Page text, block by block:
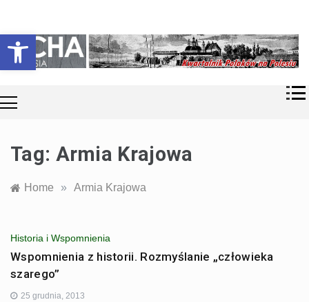
Otwórz pasek narzędzi
content
Echa
Polesia
współczesność
Polaków na
Polesiu.
Tag: Armia Krajowa
Home » Armia Krajowa
Historia i Wspomnienia
Wspomnienia z historii. Rozmyślanie „człowieka
szarego”
25 grudnia, 2013